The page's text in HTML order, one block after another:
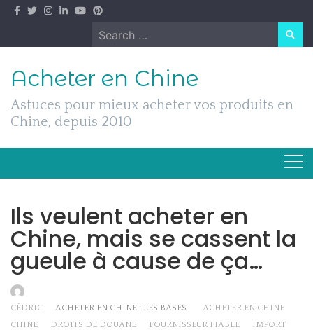
Skip
Search
for:
Acheter en Chine
Astuces pour mieux acheter vos produits en
Chine, depuis 2010
Ils veulent acheter en
Chine, mais se cassent la
gueule à cause de ça…
CÉDRIC ACHETER EN CHINE : LES BASES
ACHETER EN CHINE
CHINE
DROITS DE DOUANE FOURNISSEUR FIABLE
IMPORT